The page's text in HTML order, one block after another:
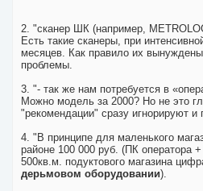
2. "сканер ШК (например,
Есть такие сканеры, при
месяцев. Как правило их
проблемы.
3. "- так же нам потребуется в
Можно модель за 2000? Но не это
"рекомендации" сразу игнорируют и
4. "В принципе для маленького
районе 100 000 руб. (ПК оператора
500кв.м. подуктового магазина
дерьмовом оборудовании).